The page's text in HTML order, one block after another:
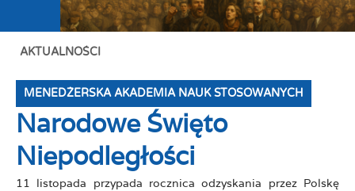
AKTUALNOŚCI
MENEDŻERSKA AKADEMIA NAUK STOSOWANYCH
Narodowe Święto
Niepodległości
11 listopada przypada rocznica odzyskania przez Polskę